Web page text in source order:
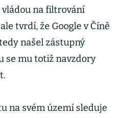
vládou na filtrování
tvrdí, že Google v Číně
našel zástupný
se mu totiž navzdory
na svém území sleduje